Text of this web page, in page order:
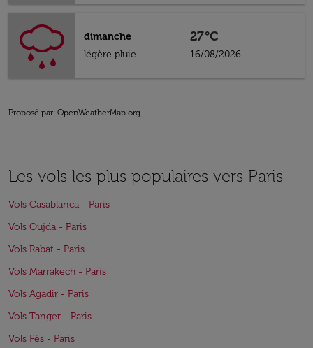
dimanche
légère pluie
27°C
16/08/2026
Proposé par: OpenWeatherMap.org
Les vols les plus populaires vers Paris
Vols Casablanca - Paris
Vols Oujda - Paris
Vols Rabat - Paris
Vols Marrakech - Paris
Vols Agadir - Paris
Vols Tanger - Paris
Vols Fès - Paris